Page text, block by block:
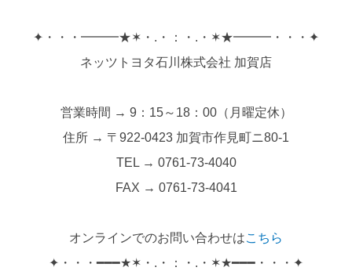
✦・・・━━━★✶・.・：・.・✶★━━━・・・✦
ネッツトヨタ石川株式会社 加賀店
営業時間 → 9：15～18：00（月曜定休）
住所 → 〒922-0423 加賀市作見町ニ80-1
TEL → 0761-73-4040
FAX → 0761-73-4041
オンラインでのお問い合わせはこちら
✦・・・━━━★✶・.・：・.・✶★━━━・・・✦